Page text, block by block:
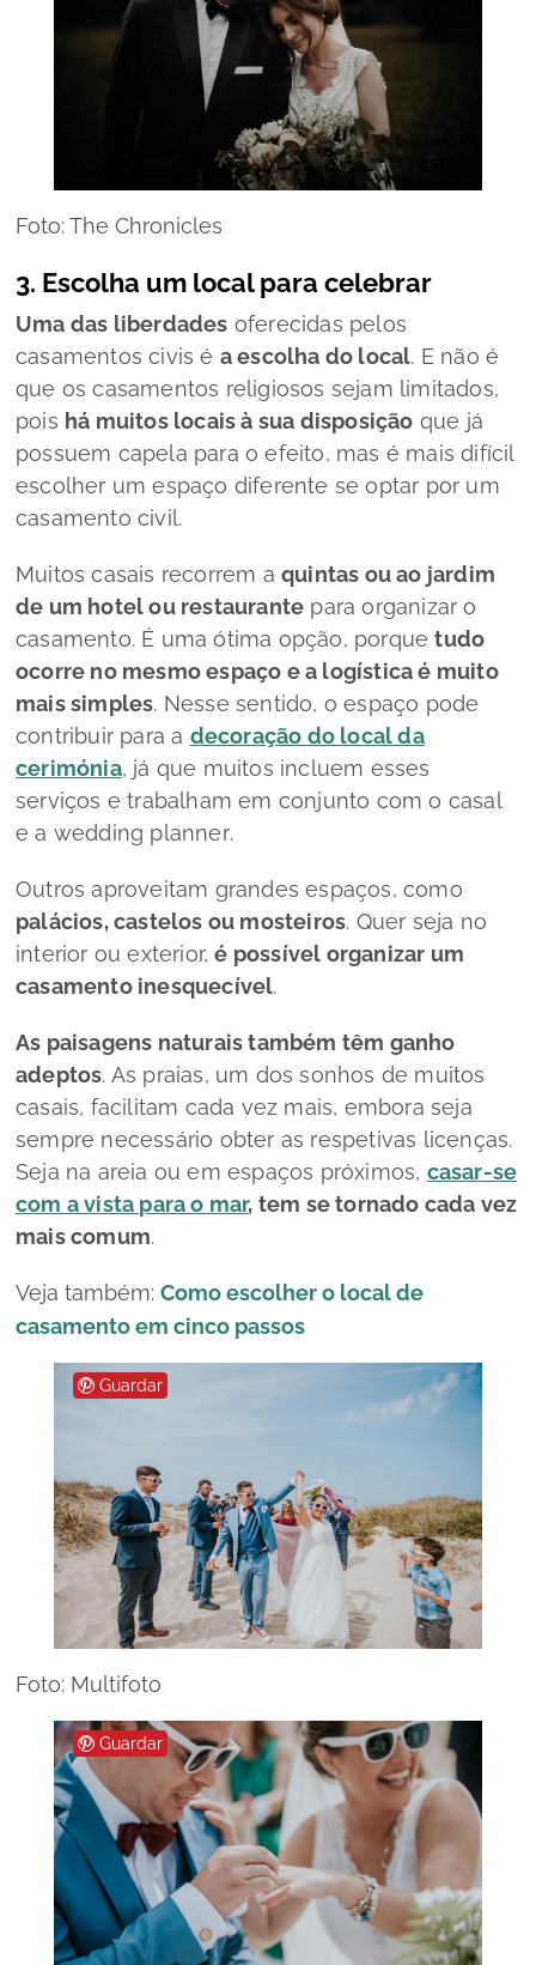
Foto: The Chronicles
3. Escolha um local para celebrar
Uma das liberdades oferecidas pelos
casamentos civis é a escolha do local. E não é
que os casamentos religiosos sejam limitados,
pois há muitos locais à sua disposição que já
possuem capela para o efeito, mas é mais difícil
escolher um espaço diferente se optar por um
casamento civil.
Muitos casais recorrem a quintas ou ao jardim
de um hotel ou restaurante para organizar o
casamento. É uma ótima opção, porquetudo
ocorre no mesmo espaço e a logística é muito
mais simples. Nesse sentido, o espaço pode
contribuir para a decoração do local da
cerimónia, já que muitos incluem esses
serviços e trabalham em conjunto com o casal
e a wedding planner.
Outros aproveitam grandes espaços, como
palácios, castelos ou mosteiros. Quer seja no
interior ou exterior,é possível organizar um
casamento inesquecível.
As paisagens naturais também têm ganho
adeptos. As praias, um dos sonhos de muitos
casais, facilitam cada vez mais, embora seja
sempre necessário obter as respetivas licenças.
Seja na areia ou em espaços próximos, casar-se
com a vista para o mar, tem se tornado cada vez
mais comum.
Veja também: Como escolher o local de
casamento em cinco passos
Guardar
Foto: Multifoto
Guardar